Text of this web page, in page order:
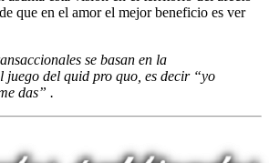
que en el amor el mejor beneficio es ver
se basan en la
juego del quid pro quo, es decir “yo
das” .